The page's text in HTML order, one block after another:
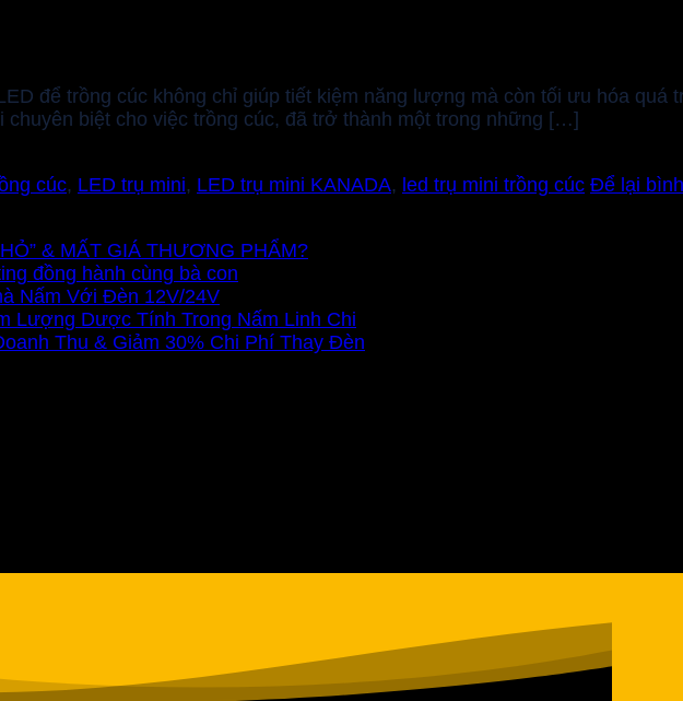
để trồng cúc không chỉ giúp tiết kiệm năng lượng mà còn tối ưu hóa quá
biệt cho việc trồng cúc, đã trở thành một trong những […]
cúc, LED trụ mini, LED trụ mini KANADA, led trụ mini trồng cúc Để lại
& MẤT GIÁ THƯƠNG PHẨM?
đồng hành cùng bà con
Nấm Với Đèn 12V/24V
Lượng Dược Tính Trong Nấm Linh Chi
Thu & Giảm 30% Chi Phí Thay Đèn